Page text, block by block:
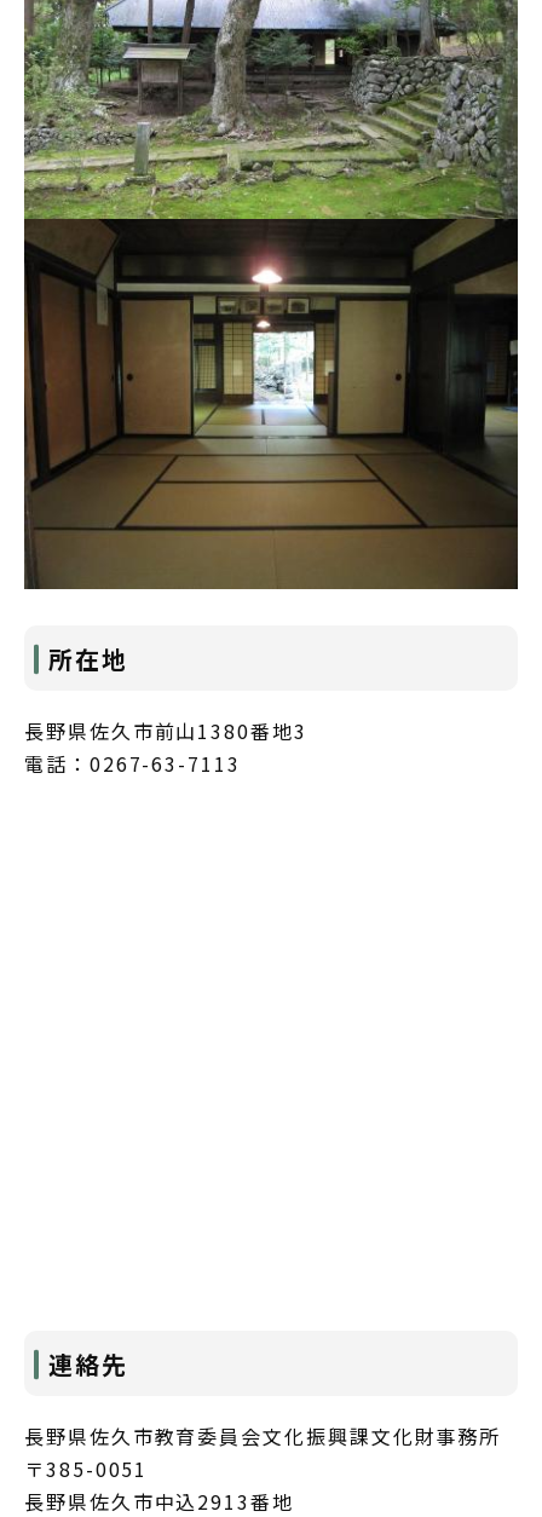
所在地
長野県佐久市前山1380番地3
電話：0267-63-7113
連絡先
長野県佐久市教育委員会文化振興課文化財事務所
〒385-0051
長野県佐久市中込2913番地